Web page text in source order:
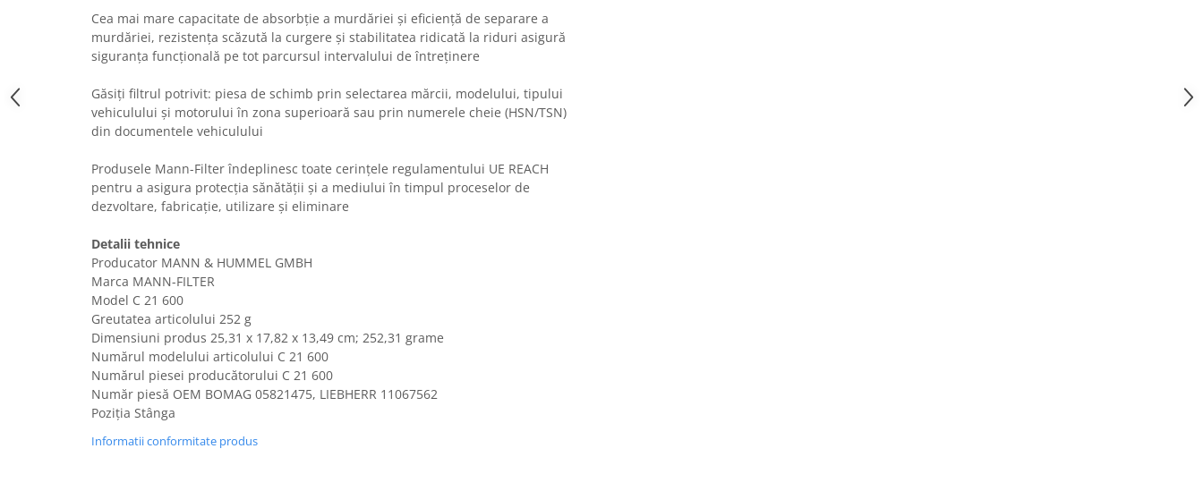
Accesorii si piese masini spalat
rufe si uscatoare
Accesorii si piese masini spalat
Aparate Frigorifice
Aparate Racire Aer
Climatizare & sisteme de incalzire
Electrocasnice pentru Bucatarie
Fiare de calcat si masini de cusut
Ingrijire Locuinta
Purificatoare de aer
Ceasuri barbatesti
Ceasuri dama
Cutii, curele si accesorii ceasuri
Genti si accesorii barbati
Imbracaminte barbati
Cea mai mare capacitate de absorbție a murdăriei și eficiență de separare a
murdăriei, rezistența scăzută la curgere și stabilitatea ridicată la riduri asigură
siguranța funcțională pe tot parcursul intervalului de întreținere
Găsiți filtrul potrivit: piesa de schimb prin selectarea mărcii, modelului, tipului
vehiculului și motorului în zona superioară sau prin numerele cheie (HSN/TSN)
din documentele vehiculului
Produsele Mann-Filter îndeplinesc toate cerințele regulamentului UE REACH
pentru a asigura protecția sănătății și a mediului în timpul proceselor de
dezvoltare, fabricație, utilizare și eliminare
Detalii tehnice
Producator MANN & HUMMEL GMBH
Marca MANN-FILTER
Model C 21 600
Greutatea articolului 252 g
Dimensiuni produs ‎25,31 x 17,82 x 13,49 cm; 252,31 grame
Numărul modelului articolului ‎C 21 600
Numărul piesei producătorului C 21 600
Număr piesă OEM BOMAG 05821475, LIEBHERR 11067562
Poziția Stânga
Informatii conformitate produs